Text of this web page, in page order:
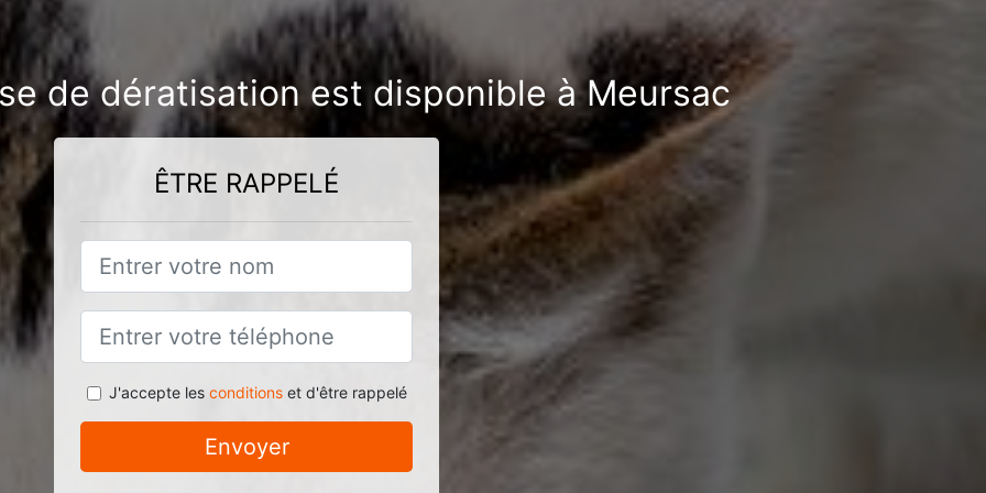
de dératisation est disponible à Meursac
ÊTRE RAPPELÉ
J'accepte les conditionset d'être rappelé
Envoyer